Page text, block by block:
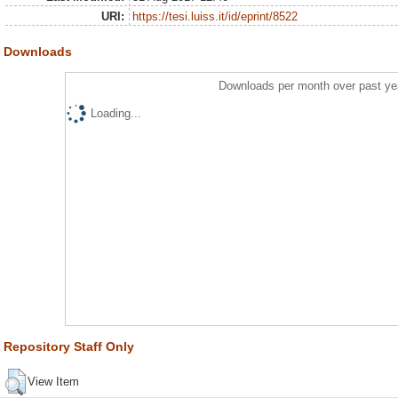
URI:
https://tesi.luiss.it/id/eprint/8522
Downloads
Downloads per month over past
Loading...
Repository Staff Only
View Item